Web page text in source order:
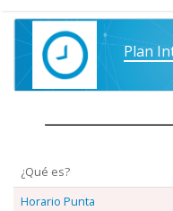
Plan
¿Qué es?
Horario Punta